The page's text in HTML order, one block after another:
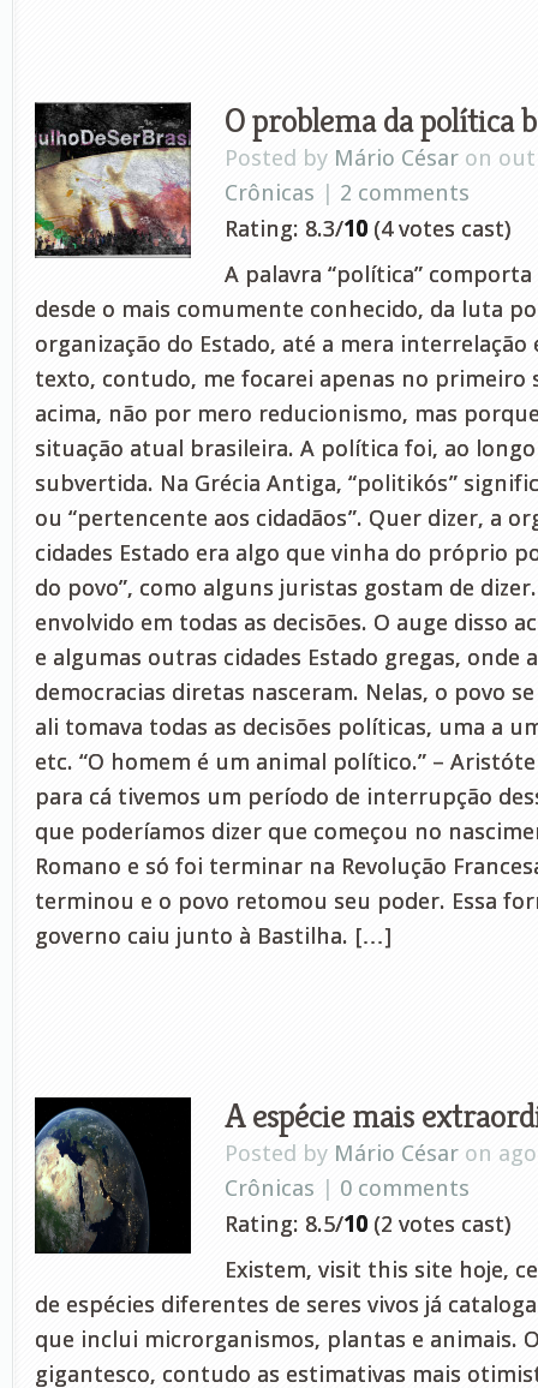
O problema da política
Posted by Mário César on
Crônicas | 2 comments
Rating: 8.3/10 (4 votes cast)
A palavra “política”
desde o mais comumente conhecido, da luta
organização do Estado, até a mera interrelação
texto, contudo, me focarei apenas no primeiro
acima, não por mero reducionismo, mas
situação atual brasileira. A política foi, ao
subvertida. Na Grécia Antiga, “politikós”
ou “pertencente aos cidadãos”. Quer dizer, a
cidades Estado era algo que vinha do próprio
do povo”, como alguns juristas gostam de
envolvido em todas as decisões. O auge disso
e algumas outras cidades Estado gregas, onde
democracias diretas nasceram. Nelas, o povo
ali tomava todas as decisões políticas, uma a
etc. “O homem é um animal político.” –
para cá tivemos um período de interrupção
que poderíamos dizer que começou no
Romano e só foi terminar na Revolução
terminou e o povo retomou seu poder. Essa
governo caiu junto à Bastilha. […]
A espécie mais
Posted by Mário César on
Crônicas | 0 comments
Rating: 8.5/10 (2 votes cast)
Existem, visit this site hoje,
de espécies diferentes de seres vivos já
que inclui microrganismos, plantas e animais.
gigantesco, contudo as estimativas mais